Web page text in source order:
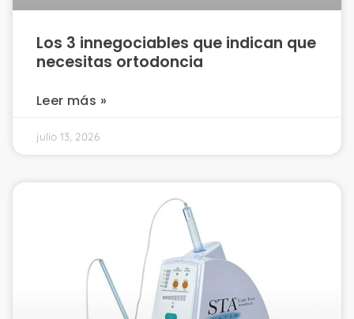
Los 3 innegociables que indican que
necesitas ortodoncia
Leer más »
julio 13, 2026